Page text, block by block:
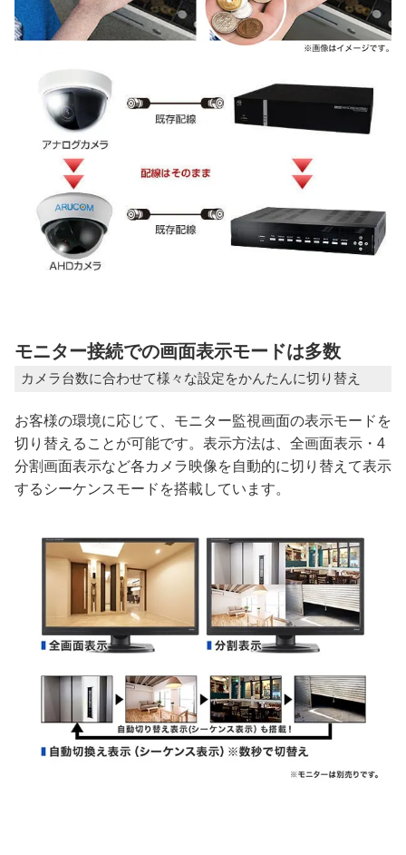
モニター接続での画面表示モードは多数
カメラ台数に合わせて様々な設定をかんたんに切り替え
お客様の環境に応じて、モニター監視画面の表示モードを
切り替えることが可能です。表示方法は、全画面表示・4
分割画面表示など各カメラ映像を自動的に切り替えて表示
するシーケンスモードを搭載しています。